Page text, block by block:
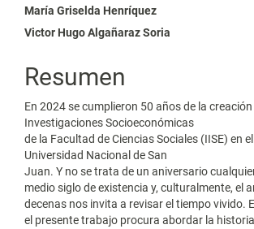
Contenido
principal
del
artículo
María Griselda Henríquez
Victor Hugo Algañaraz Soria
Resumen
En 2024 se cumplieron 50 años de la
Investigaciones Socioeconómicas
de la Facultad de Ciencias Sociales (IISE) en
Universidad Nacional de San
Juan. Y no se trata de un aniversario
medio siglo de existencia y, culturalmente, el
decenas nos invita a revisar el tiempo vivido.
el presente trabajo procura abordar la